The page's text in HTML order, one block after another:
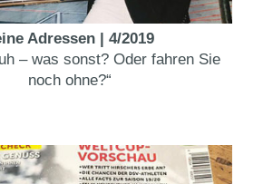
Adressen | 4/2019
– was sonst? Oder fahren Sie
noch ohne?“